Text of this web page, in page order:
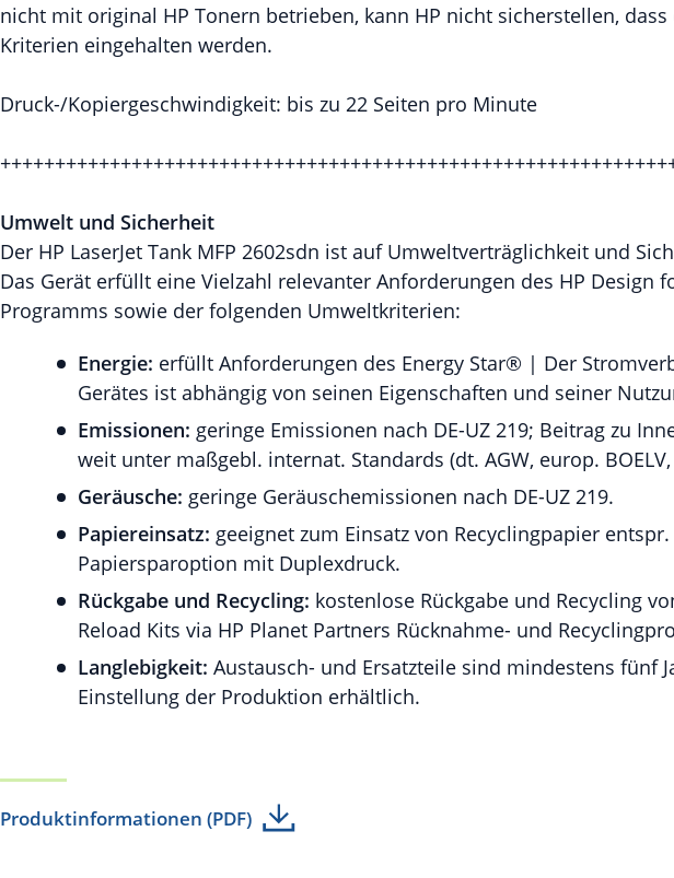
nicht mit original HP Tonern betrieben, kann HP nicht sicherstellen,
Kriterien eingehalten werden.
Druck-/Kopiergeschwindigkeit: bis zu 22 Seiten pro Minute
Umwelt und Sicherheit
Der HP LaserJet Tank MFP 2602sdn ist auf Umweltverträglichkeit und
Das Gerät erfüllt eine Vielzahl relevanter Anforderungen des HP Design
Programms sowie der folgenden Umweltkriterien:
Energie: erfüllt Anforderungen des Energy Star® | Der
Gerätes ist abhängig von seinen Eigenschaften und seiner
Emissionen: geringe Emissionen nach DE-UZ 219; Beitrag zu
weit unter maßgebl. internat. Standards (dt. AGW, europ. BOELV,
Geräusche: geringe Geräuschemissionen nach DE-UZ 219.
Papiereinsatz: geeignet zum Einsatz von Recyclingpapier entspr.
Papiersparoption mit Duplexdruck.
Rückgabe und Recycling: kostenlose Rückgabe und Recycling
Reload Kits via HP Planet Partners Rücknahme- und
Langlebigkeit: Austausch- und Ersatzteile sind mindestens fünf
Einstellung der Produktion erhältlich.
Produktinformationen (PDF)